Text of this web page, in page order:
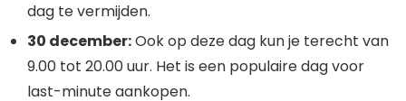
dag te vermijden.
30 december:Ook op deze dag kun je terecht van
9.00 tot 20.00 uur. Het is een populaire dag voor
last-minute aankopen.